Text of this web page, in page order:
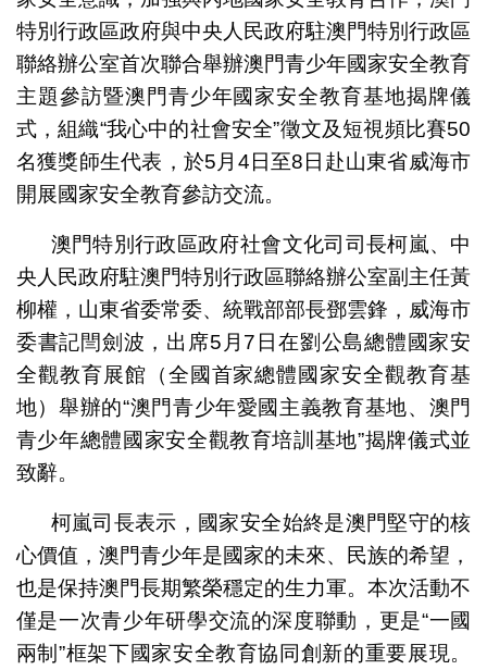
特別行政區政府與中央人民政府駐澳門特別行政區
聯絡辦公室首次聯合舉辦澳門青少年國家安全教育
主題參訪暨澳門青少年國家安全教育基地揭牌儀
式，組織“我心中的社會安全”徵文及短視頻比賽50
名獲獎師生代表，於5月4日至8日赴山東省威海市
開展國家安全教育參訪交流。
澳門特別行政區政府社會文化司司長柯嵐、中
央人民政府駐澳門特別行政區聯絡辦公室副主任黃
柳權，山東省委常委、統戰部部長鄧雲鋒，威海市
委書記閆劍波，出席5月7日在劉公島總體國家安
全觀教育展館（全國首家總體國家安全觀教育基
地）舉辦的“澳門青少年愛國主義教育基地、澳門
青少年總體國家安全觀教育培訓基地”揭牌儀式並
致辭。
柯嵐司長表示，國家安全始終是澳門堅守的核
心價值，澳門青少年是國家的未來、民族的希望，
也是保持澳門長期繁榮穩定的生力軍。本次活動不
僅是一次青少年研學交流的深度聯動，更是“一國
兩制”框架下國家安全教育協同創新的重要展現。